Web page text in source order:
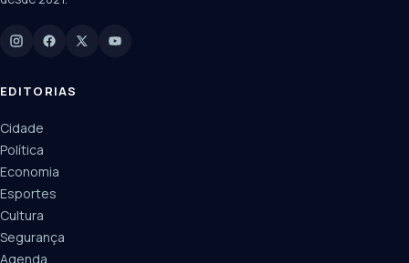
Manchetes, colunistas e editorias do JN
EDITORIAS
Cidade
Política
Economia
Esportes
Cultura
Segurança
Agenda